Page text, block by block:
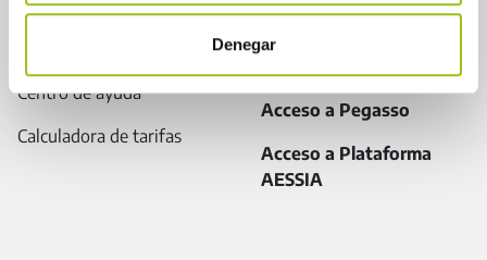
Denegar
Plataforma AESSIA/
Centro de ayuda
Calculadora de tarifas
Acceso a Pegasso
Acceso a Plataforma
AESSIA